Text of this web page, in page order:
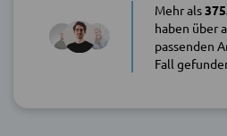
Mehr als
haben über
passenden
Fall